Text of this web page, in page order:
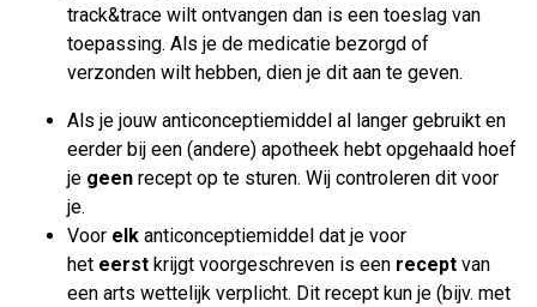
track&trace wilt ontvangen dan is een toeslag van
toepassing. Als je de medicatie bezorgd of
verzonden wilt hebben, dien je dit aan te geven.
Als je jouw anticonceptiemiddel al langer gebruikt en
eerder bij een (andere) apotheek hebt opgehaald hoef
je geen recept op te sturen. Wij controleren dit voor
je.
Voor elk anticonceptiemiddel dat je voor
het eerst krijgt voorgeschreven is een recept van
een arts wettelijk verplicht. Dit recept kun je (bijv. met